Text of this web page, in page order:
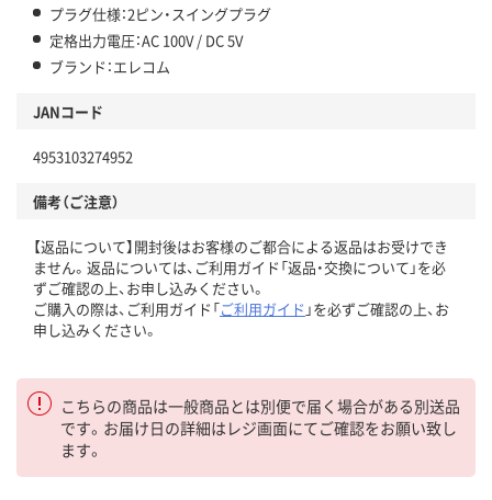
プラグ仕様：2ピン・スイングプラグ
定格出力電圧：AC 100V / DC 5V
ブランド：エレコム
JANコード
4953103274952
備考（ご注意）
【返品について】開封後はお客様のご都合による返品はお受けでき
ません。返品については、ご利用ガイド「返品・交換について」を必
ずご確認の上、お申し込みください。
ご購入の際は、ご利用ガイド「ご利用ガイド 」を必ずご確認の上、お
申し込みください。
こちらの商品は一般商品とは別便で届く場合がある別送品
です。お届け日の詳細はレジ画面にてご確認をお願い致し
ます。